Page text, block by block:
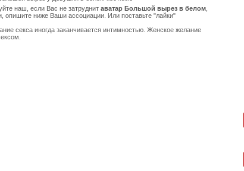
наш, если Вас не затруднит аватар Большой вырез в белом
опишите ниже Ваши ассоциации. Или поставьте "лайки"
секса иногда заканчивается интимностью. Женское желание